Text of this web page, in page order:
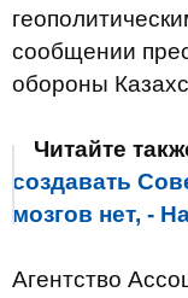
сообщении
обороны
Читайте
создавать
мозгов нет, -
Агентство